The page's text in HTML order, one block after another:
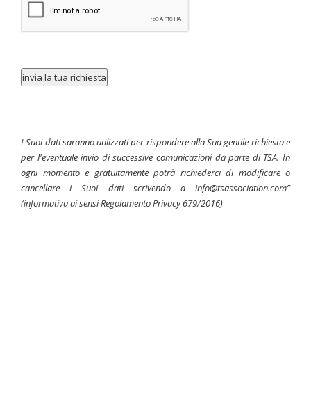
invia la tua richiesta
I Suoi dati saranno utilizzati per rispondere alla Sua gentile richiesta e
per l'eventuale invio di successive comunicazioni da parte di TSA. In
ogni momento e gratuitamente potrà richiederci di modificare o
cancellare i Suoi dati scrivendo a info@tsassociation.com”
(informativa ai sensi Regolamento Privacy 679/2016)